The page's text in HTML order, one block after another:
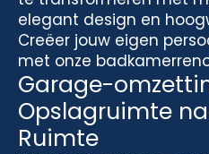
elegant design en
Creëer jouw eigen
met onze
Garage-
Opslagruimte
Ruimte